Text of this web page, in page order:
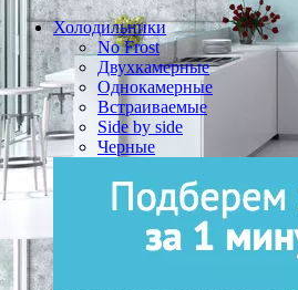
Холодильники
No Frost
Двухкамерные
Однокамерные
Встраиваемые
Side by side
Черные